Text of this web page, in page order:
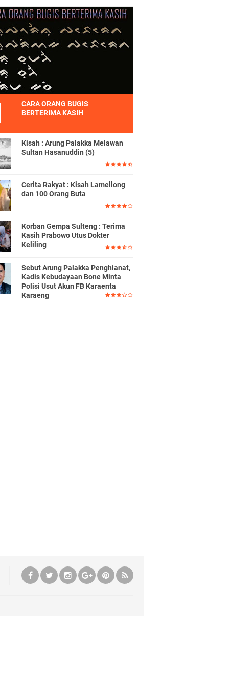
CARA ORANG BUGIS
BERTERIMA KASIH
Kisah : Arung Palakka Melawan
Sultan Hasanuddin (5)
Cerita Rakyat : Kisah Lamellong
dan 100 Orang Buta
Korban Gempa Sulteng : Terima
Kasih Prabowo Utus Dokter
Keliling
Sebut Arung Palakka Penghianat,
Kadis Kebudayaan Bone Minta
Polisi Usut Akun FB Karaenta
Karaeng